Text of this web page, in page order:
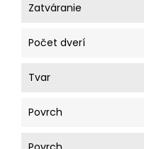
Zatváranie
Počet dverí
Tvar
Povrch